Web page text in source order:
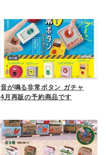
音が鳴る非常ボタン ガチャ
4月再販の予約商品です